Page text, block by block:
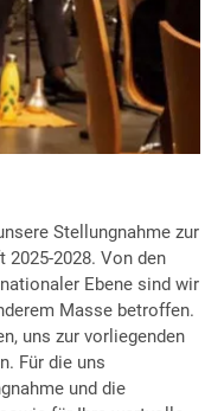
2025–
Stellungnahme zur
2028. Von den
Ebene sind wir
Masse betroffen.
uns zur vorliegenden
Für die uns
und die